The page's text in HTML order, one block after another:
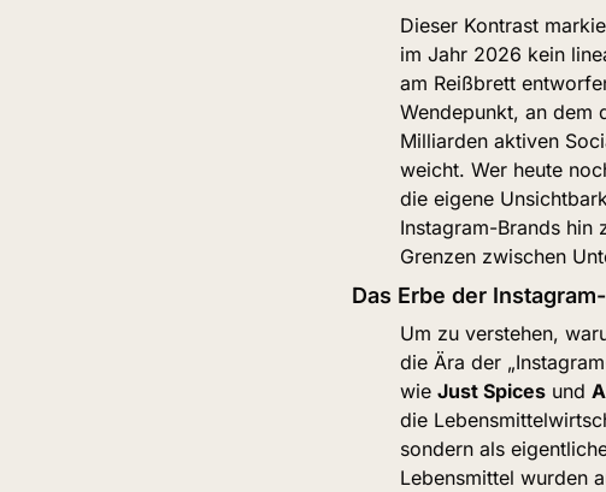
Dieser Kontrast
im Jahr 2026 kein
am Reißbrett
Wendepunkt, an dem
Milliarden aktiven
weicht. Wer heute
die eigene
Instagram-Brands hin
Grenzen zwischen
Das Erbe der
Um zu verstehen,
die Ära der
wie Just Spices und
die
sondern als
Lebensmittel wurden